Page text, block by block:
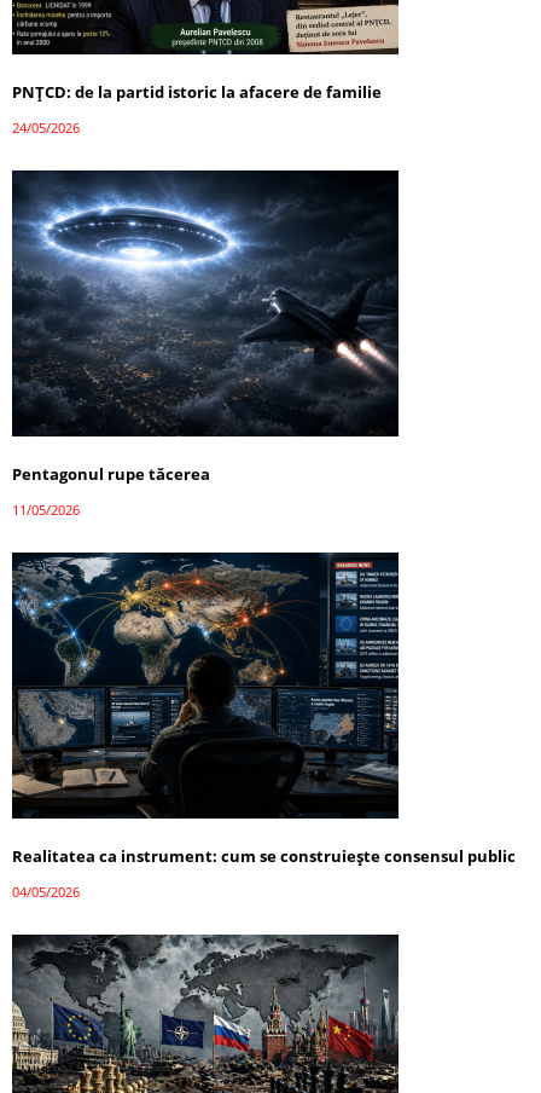
PNȚCD: de la partid istoric la afacere de familie
24/05/2026
Pentagonul rupe tăcerea
11/05/2026
Realitatea ca instrument: cum se construiește consensul public
04/05/2026